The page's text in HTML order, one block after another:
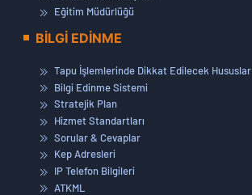
Eğitim Müdürlüğü
BİLGİ EDİNME
Tapu İşlemlerinde Dikkat Edilecek Hususlar
Bilgi Edinme Sistemi
Stratejik Plan
Hizmet Standartları
Sorular & Cevaplar
Kep Adresleri
IP Telefon Bilgileri
ATKML